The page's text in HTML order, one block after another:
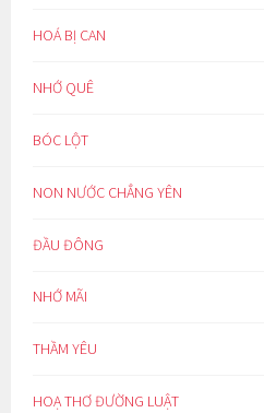
HOÁ BỊ CAN
NHỚ QUÊ
BÓC LỘT
NON NƯỚC CHẲNG YÊN
ĐẦU ĐÔNG
NHỚ MÃI
THẦM YÊU
HOẠ THƠ ĐƯỜNG LUẬT